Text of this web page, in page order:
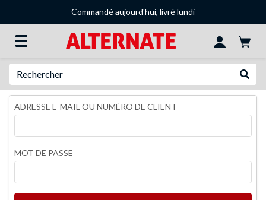
Commandé aujourd'hui, livré lundi
ADRESSE E-MAIL OU NUMÉRO DE CLIENT
MOT DE PASSE